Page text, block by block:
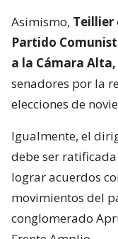
Asimismo, Teillier
Partido
a la Cámara Alta,
senadores por la
elecciones de
Igualmente, el
debe ser
lograr acuerdos
movimientos del
conglomerado